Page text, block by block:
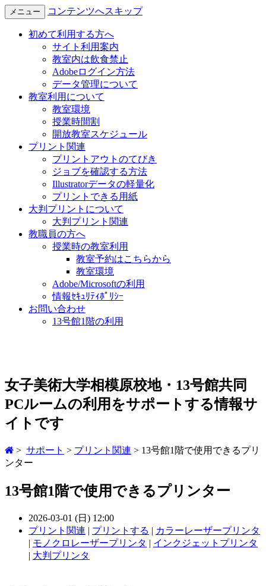
メニュー コンテンツへスキップ
初めて利用する方へ
サイト利用案内
教室内は飲食禁止
Adobeログイン方法
データ管理について
教室利用について
教室環境
授業時間割
開放教室スケジュール
プリント関連
プリントアウトのてびき
ジョブを確認する方法
Illustratorデータの軽量化
プリントできる用紙
大判プリントについて
大判プリント関連
教職員の方へ
授業時の教室利用
教室予約はこちらから
教室環境
Adobe/Microsoftの利用
情報ｾｷｭﾘﾃｨﾎﾟﾘｼｰ
お問い合わせ
13号館1階の利用
女子美術大学相模原校地・13号館共同
PCルームの利用をサポートする情報サ
イトです
> サポート > プリント関連 > 13号館1階で使用できるプリ
ンター
13号館1階で使用できるプリンター
2026-03-01 (日) 12:00
プリント関連 | プリントする | カラーレーザープリンタ
| モノクロレーザープリンタ | インクジェットプリンタ
| 大判プリンタ